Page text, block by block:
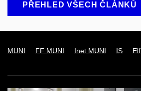
PŘEHLED VŠECH ČLÁNKŮ
MUNI FF MUNI Inet MUNI IS Elf